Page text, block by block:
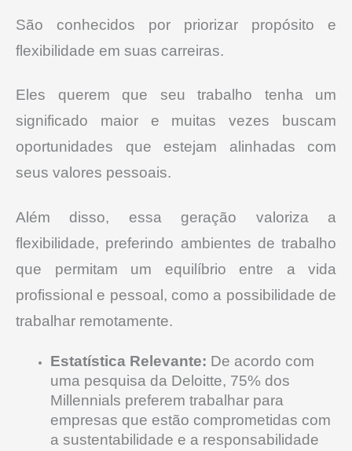
São conhecidos por priorizar propósito e
flexibilidade em suas carreiras.
Eles querem que seu trabalho tenha um
significado maior e muitas vezes buscam
oportunidades que estejam alinhadas com
seus valores pessoais.
Além disso, essa geração valoriza a
flexibilidade, preferindo ambientes de trabalho
que permitam um equilíbrio entre a vida
profissional e pessoal, como a possibilidade de
trabalhar remotamente.
Estatística Relevante: De acordo com
uma pesquisa da Deloitte, 75% dos
Millennials preferem trabalhar para
empresas que estão comprometidas com
a sustentabilidade e a responsabilidade